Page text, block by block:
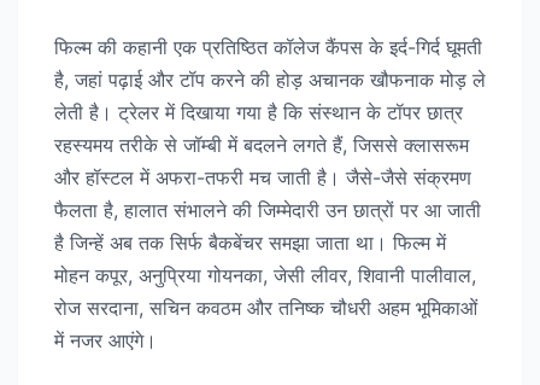
फिल्म की कहानी एक प्रतिष्ठित कॉलेज कैंपस के इर्द-गिर्द घूमती
है, जहां पढ़ाई और टॉप करने की होड़ अचानक खौफनाक मोड़ ले
लेती है। ट्रेलर में दिखाया गया है कि संस्थान के टॉपर छात्र
रहस्यमय तरीके से जॉम्बी में बदलने लगते हैं, जिससे क्लासरूम
और हॉस्टल में अफरा-तफरी मच जाती है। जैसे-जैसे संक्रमण
फैलता है, हालात संभालने की जिम्मेदारी उन छात्रों पर आ जाती
है जिन्हें अब तक सिर्फ बैकबेंचर समझा जाता था। फिल्म में
मोहन कपूर, अनुप्रिया गोयनका, जेसी लीवर, शिवानी पालीवाल,
रोज सरदाना, सचिन कवठम और तनिष्क चौधरी अहम भूमिकाओं
में नजर आएंगे।